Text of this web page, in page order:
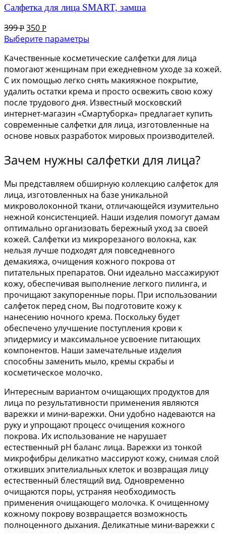
Салфетка для лица SMART, замша
399Р 350 Р
Выберите параметры
Качественные косметические салфетки для лица
помогают женщинам при ежедневном уходе за кожей.
С их помощью легко снять макияжное покрытие,
удалить остатки крема и просто освежить свою кожу
после трудового дня. Известный московский
интернет-магазин «Смартуборка» предлагает купить
современные салфетки для лица, изготовленные на
основе новых разработок мировых производителей.
Зачем нужны салфетки для лица?
Мы представляем обширную коллекцию салфеток для
лица, изготовленных на базе уникальной
микроволоконной ткани, отличающейся изумительно
нежной консистенцией. Наши изделия помогут дамам
оптимально организовать бережный уход за своей
кожей. Салфетки из микрорезаного волокна, как
нельзя лучше подходят для повседневного
демакияжа, очищения кожного покрова от
питательных препаратов. Они идеально массажируют
кожу, обеспечивая выполнение легкого пилинга, и
прочищают закупоренные поры. При использовании
салфеток перед сном, Вы подготовите кожу к
нанесению ночного крема. Поскольку будет
обеспечено улучшение поступления крови к
эпидермису и максимальное усвоение питающих
компонентов. Наши замечательные изделия
способны заменить мыло, кремы скрабы и
косметическое молочко.
Интересным вариантом очищающих продуктов для
лица по результативности применения являются
варежки и мини-варежки. Они удобно надеваются на
руку и упрощают процесс очищения кожного
покрова. Их использование не нарушает
естественный pH баланс лица. Варежки из тонкой
микрофибры деликатно массируют кожу, снимая слой
отживших эпителиальных клеток и возвращая лицу
естественный блестящий вид. Одновременно
очищаются поры, устраняя необходимость
применения очищающего молочка. К очищенному
кожному покрову возвращается возможность
полноценного дыхания. Деликатные мини-варежки с